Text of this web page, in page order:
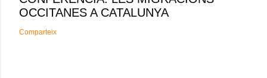
OCCITANES A CATALUNYA
Comparteix